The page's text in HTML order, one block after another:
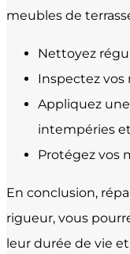
meubles de
Nettoyez
Inspectez vos
Appliquez
intempéries
Protégez vos
En conclusion,
rigueur, vous
leur durée de vie